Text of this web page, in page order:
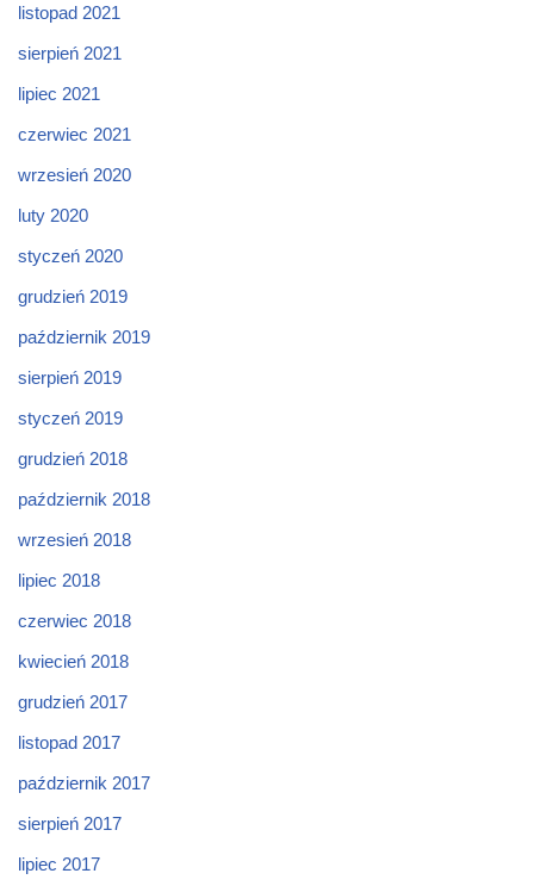
listopad 2021
sierpień 2021
lipiec 2021
czerwiec 2021
wrzesień 2020
luty 2020
styczeń 2020
grudzień 2019
październik 2019
sierpień 2019
styczeń 2019
grudzień 2018
październik 2018
wrzesień 2018
lipiec 2018
czerwiec 2018
kwiecień 2018
grudzień 2017
listopad 2017
październik 2017
sierpień 2017
lipiec 2017